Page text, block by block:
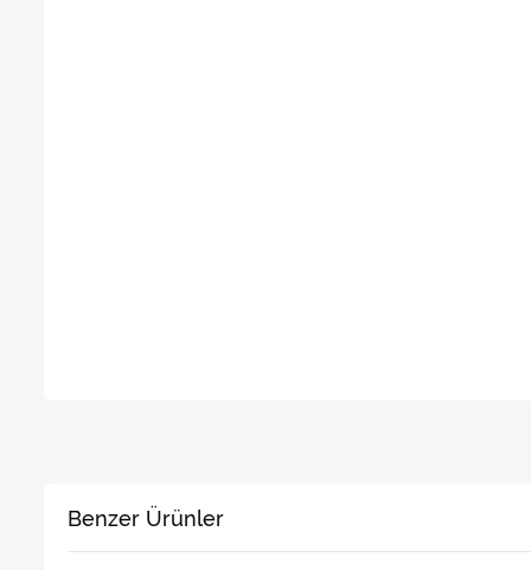
Benzer Ürünler